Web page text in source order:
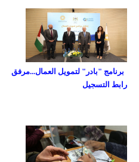
برنامج "بادر" لتمويل العمال...مرفق
رابط التسجيل